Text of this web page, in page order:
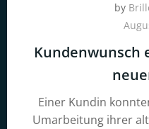
by
Kundenwunsch
Einer Kundin
Umarbeitung ihrer